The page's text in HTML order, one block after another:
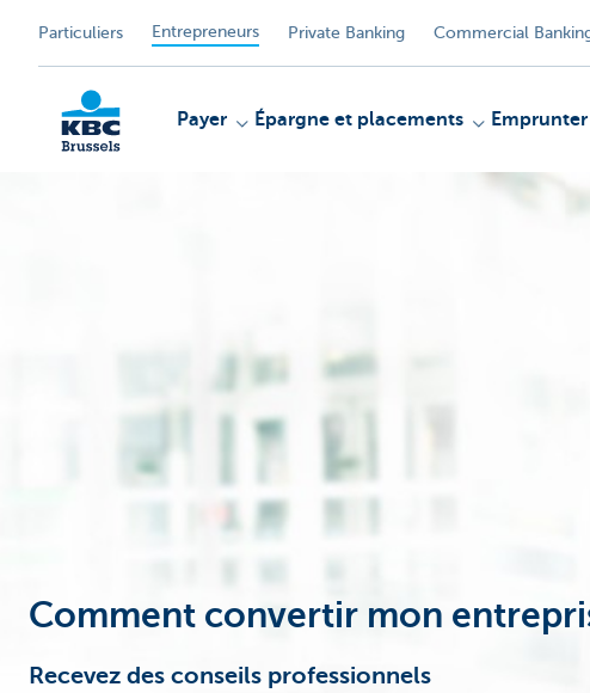
Particuliers Entrepreneurs Private Banking Commercial
Payer Épargne et placements Emprunter
Comment convertir mon
Recevez des conseils professionnels